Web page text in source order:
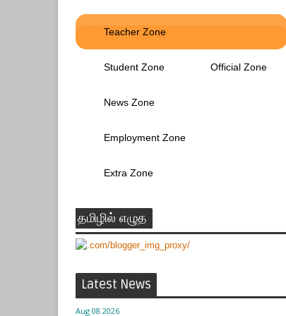
Teacher Zone
Student Zone Official Zone
News Zone
Employment Zone
Extra Zone
தமிழில் எழுத
Latest News
Aug 08 2026